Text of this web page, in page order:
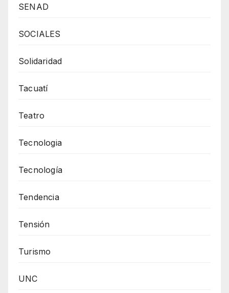
SENAD
SOCIALES
Solidaridad
Tacuatí
Teatro
Tecnologia
Tecnología
Tendencia
Tensión
Turismo
UNC